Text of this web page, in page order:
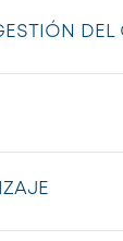
DEL